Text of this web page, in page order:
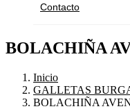
Contacto
BOLACHIÑA
Inicio
GALLETAS
BOLACHIÑA